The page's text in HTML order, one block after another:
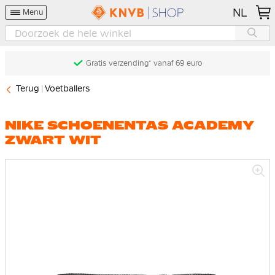
Menu NL
Gratis verzending* vanaf 69 euro
Terug Voetballers
NIKE SCHOENENTAS ACADEMY
ZWART WIT